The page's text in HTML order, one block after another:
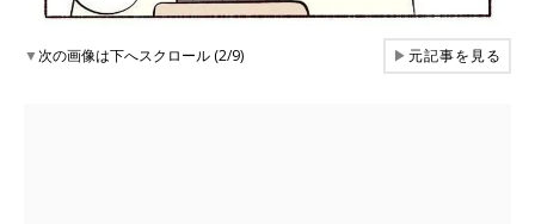
▼次の画像は下へスクロール (2/9) ▶元記事を見る